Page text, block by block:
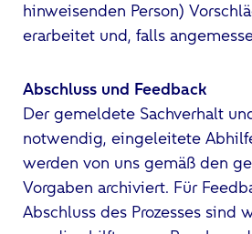
hinweisenden Person)
erarbeitet und, falls
Abschluss und Feedback
Der gemeldete Sachverhalt
notwendig, eingeleitete
werden von uns gemäß den
Vorgaben archiviert. Für
Abschluss des Prozesses sind